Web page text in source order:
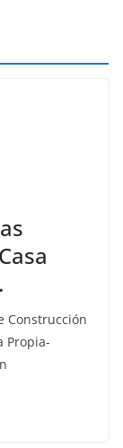
Construcción
Propia-